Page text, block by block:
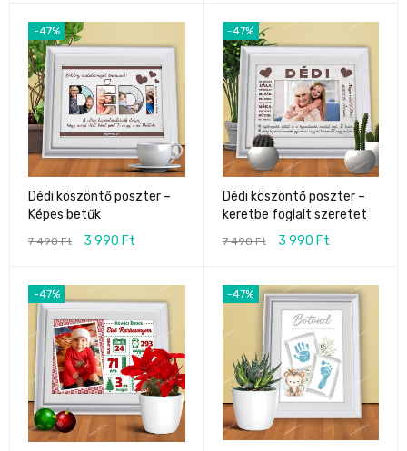
-47%
Dédi köszöntő poszter –
Képes betűk
7 490Ft 3 990 Ft
-47%
Dédi köszöntő poszter –
keretbe foglalt szeretet
7 490Ft 3 990 Ft
-47% -47%